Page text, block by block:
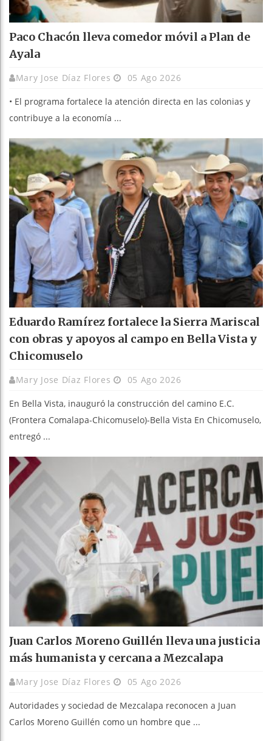
Paco Chacón lleva comedor móvil a Plan de
Ayala
Mary Jose Díaz Flores 05 Ago 2026
• El programa fortalece la atención directa en las colonias y
contribuye a la economía ...
Eduardo Ramírez fortalece la Sierra Mariscal
con obras y apoyos al campo en Bella Vista y
Chicomuselo
Mary Jose Díaz Flores 05 Ago 2026
En Bella Vista, inauguró la construcción del camino E.C.
(Frontera Comalapa-Chicomuselo)-Bella Vista En Chicomuselo,
entregó ...
Juan Carlos Moreno Guillén lleva una justicia
más humanista y cercana a Mezcalapa
Mary Jose Díaz Flores 05 Ago 2026
Autoridades y sociedad de Mezcalapa reconocen a Juan
Carlos Moreno Guillén como un hombre que ...